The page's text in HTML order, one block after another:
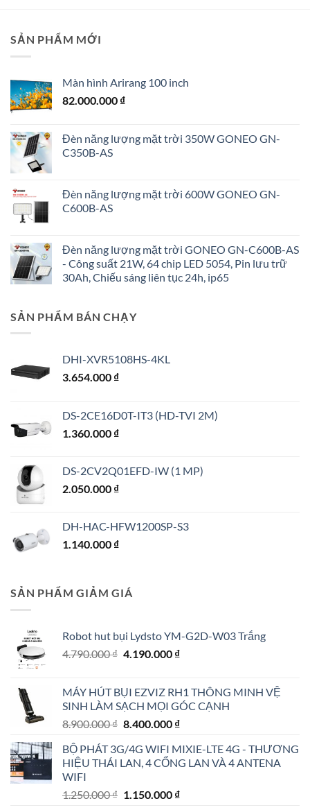
SẢN PHẨM MỚI
Màn hình Arirang 100 inch
82.000.000 ₫
Đèn năng lượng mặt trời 350W GONEO GN-
C350B-AS
Đèn năng lượng mặt trời 600W GONEO GN-
C600B-AS
Đèn năng lượng mặt trời GONEO GN-C600B-AS
- Công suất 21W, 64 chip LED 5054, Pin lưu trữ
30Ah, Chiếu sáng liên tục 24h, ip65
SẢN PHẨM BÁN CHẠY
DHI-XVR5108HS-4KL
3.654.000 ₫
DS-2CE16D0T-IT3 (HD-TVI 2M)
1.360.000 ₫
DS-2CV2Q01EFD-IW (1 MP)
2.050.000 ₫
DH-HAC-HFW1200SP-S3
1.140.000 ₫
SẢN PHẨM GIẢM GIÁ
Robot hut bụi Lydsto YM-G2D-W03 Trắng
4.790.000₫ Giá
4.790.000 ₫.
4.190.000 ₫Giá
là:
4.190.000 ₫.
MÁY HÚT BỤI EZVIZ RH1 THÔNG MINH VỆ
SINH LÀM SẠCH MỌI GÓC CẠNH
8.900.000₫ Giá
là:
8.900.000 ₫.
8.400.000 ₫Giá
tại
là:
BỘ PHÁT 3G/4G WIFI MIXIE-LTE 4G - THƯƠNG
HIỆU THÁI LAN, 4 CỔNG LAN VÀ 4 ANTENA
WIFI
1.250.000₫ Giá
1.150.000 ₫Giá